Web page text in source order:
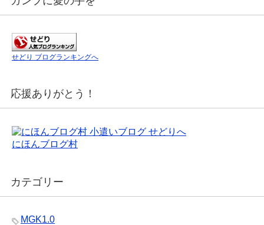
せどり ブログランキングへ
応援ありがとう！
にほんブログ村
カテゴリー
MGK1.0